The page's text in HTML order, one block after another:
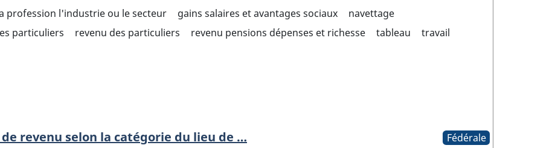
profession l'industrie ou le secteur gains salaires et avantages sociaux
navettage
particuliers
revenu des particuliers revenu pensions dépenses et richesse tableau
travail
revenu selon la catégorie du lieu de … Fédérale